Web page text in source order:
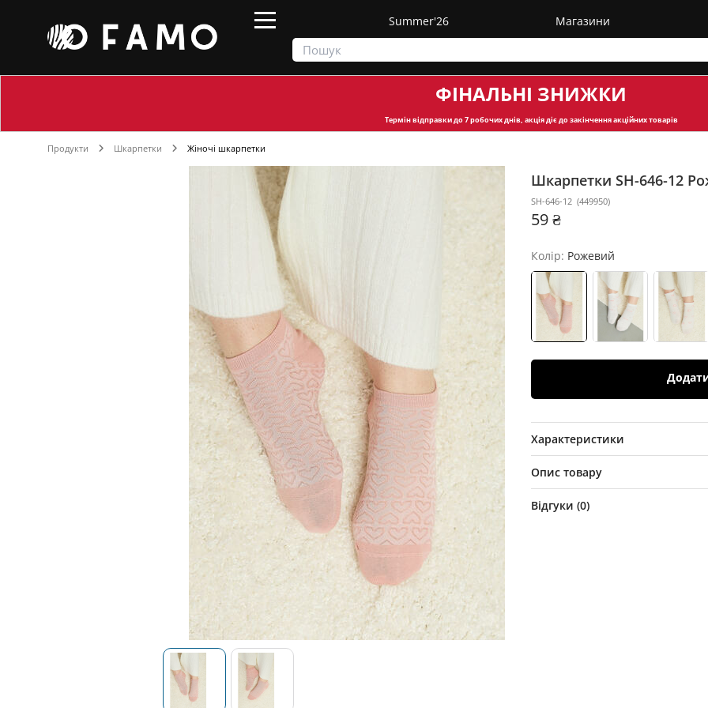
Summer'26 Магазини
ФІНАЛЬНІ ЗНИЖКИ
Термін відправкидо 7 робочих днів, акція діє до закінчення акційних товарів
Продукти Шкарпетки Жіночі шкарпетки
Шкарпетки SH-646-12
SH-646-12 (449950)
59 ₴
Колір: Рожевий
Характеристики
Опис товару
Відгуки (0)